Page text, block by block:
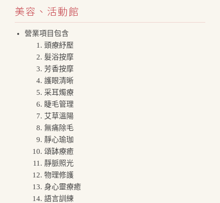
美容、活動館
營業項目包含
頭療紓壓
髮浴按摩
芳香按摩
護眼清晰
采耳燭療
睫毛管理
艾草溫陽
無痛除毛
靜心瑜珈
頌缽療癒
靜脈照光
物理修護
身心靈療癒
語言訓練